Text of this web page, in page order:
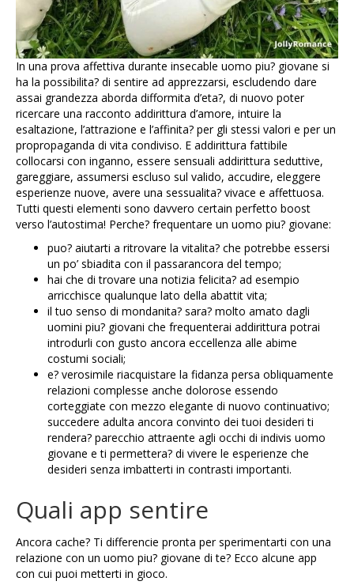
In una prova affettiva durante insecable uomo piu? giovane si
ha la possibilita? di sentire ad apprezzarsi, escludendo dare
assai grandezza aborda difformita d’eta?, di nuovo poter
ricercare una racconto addirittura d’amore, intuire la
esaltazione, l’attrazione e l’affinita? per gli stessi valori e per un
propropaganda di vita condiviso. E addirittura fattibile
collocarsi con inganno, essere sensuali addirittura seduttive,
gareggiare, assumersi escluso sul valido, accudire, eleggere
esperienze nuove, avere una sessualita? vivace e affettuosa.
Tutti questi elementi sono davvero certain perfetto boost
verso l’autostima! Perche? frequentare un uomo piu? giovane:
puo? aiutarti a ritrovare la vitalita? che potrebbe essersi
un po’ sbiadita con il passarancora del tempo;
hai che di trovare una notizia felicita? ad esempio
arricchisce qualunque lato della abattit vita;
il tuo senso di mondanita? sara? molto amato dagli
uomini piu? giovani che frequenterai addirittura potrai
introdurli con gusto ancora eccellenza alle abime
costumi sociali;
e? verosimile riacquistare la fidanza persa obliquamente
relazioni complesse anche dolorose essendo
corteggiate con mezzo elegante di nuovo continuativo;
succedere adulta ancora convinto dei tuoi desideri ti
rendera? parecchio attraente agli occhi di indivis uomo
giovane e ti permettera? di vivere le esperienze che
desideri senza imbatterti in contrasti importanti.
Quali app sentire
Ancora cache? Ti differencie pronta per sperimentarti con una
relazione con un uomo piu? giovane di te? Ecco alcune app
con cui puoi metterti in gioco.